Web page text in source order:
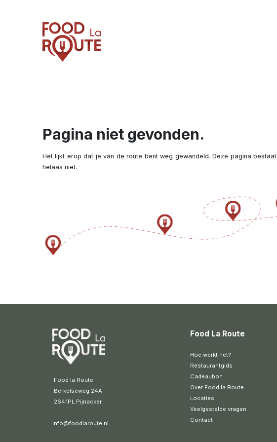
Pagina niet gevonden.
Het lijkt erop dat je van de route bent weg gewandeld. Deze pagina bestaat
helaas niet.
Food la Route
Berkelseweg 24A
2641PL Pijnacker
info@foodlaroute.nl
Food La Route
Hoe werkt het?
Restaurantgids
Cadeaubon
Over Food la Route
Locaties
Veelgestelde vragen
Contact